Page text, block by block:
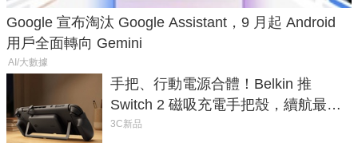
Google 宣布淘汰 Google Assistant，9 月起 Android
用戶全面轉向 Gemini
AI/大數據
手把、行動電源合體！Belkin 推
Switch 2 磁吸充電手把殼，續航最高
延長 1.5 倍
3C新品